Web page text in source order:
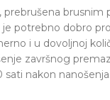
prebrušena
potrebno dobro
i u dovoljnoj
završnog
nakon